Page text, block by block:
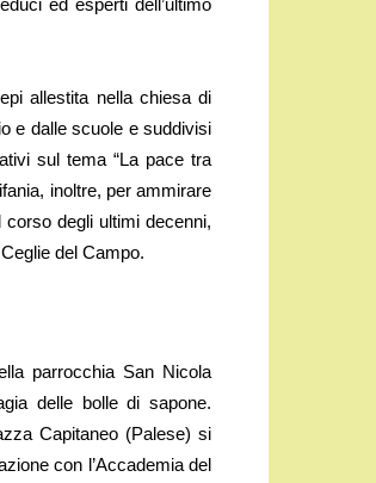
allestita nella chiesa di
e dalle scuole e suddivisi
sul tema “La pace tra
inoltre, per ammirare
degli ultimi decenni,
del Campo.
parrocchia San Nicola
delle bolle di sapone.
Capitaneo (Palese) si
con l’Accademia del